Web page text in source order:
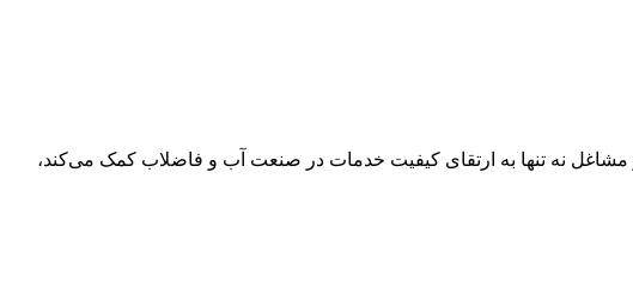
نه تنها به ارتقای کیفیت خدمات در صنعت آب و فاضلاب کمک می‌کند،